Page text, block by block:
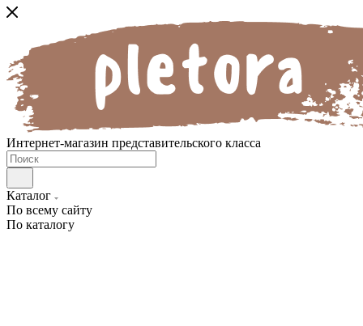
Интернет-магазин представительского класса
Каталог
По всему сайту
По каталогу